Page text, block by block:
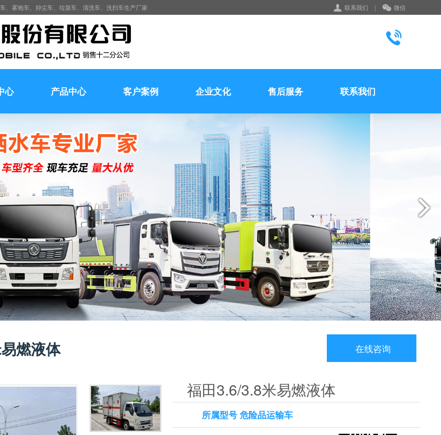
联系我们 | 微信
、雾炮车、抑尘车、垃圾车、清洗车、洗扫车生产厂家
心 产品中心 客户案例 企业文化 售后服务 联系我们
燃液体 在线咨询
福田3.6/3.8米易燃液体
所属型号 危险品运输车